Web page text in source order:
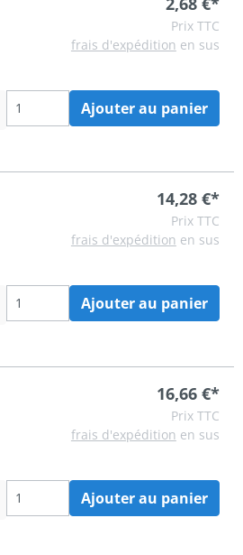
Prix TTC
frais d'expédition en sus
Ajouter au panier
14,28 €*
Prix TTC
frais d'expédition en sus
Ajouter au panier
16,66 €*
Prix TTC
frais d'expédition en sus
Ajouter au panier